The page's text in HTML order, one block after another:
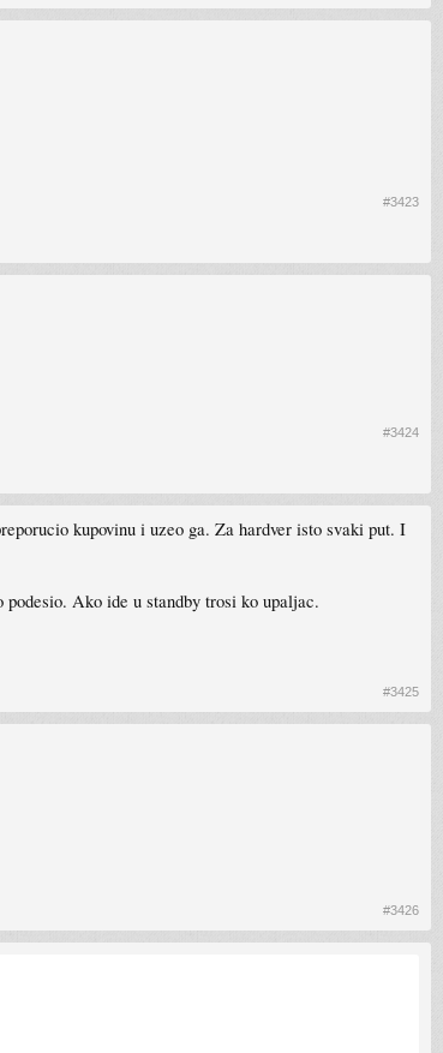
#3423
#3424
kupovinu i uzeo ga. Za hardver isto svaki put. I
Ako ide u standby trosi ko upaljac.
#3425
#3426